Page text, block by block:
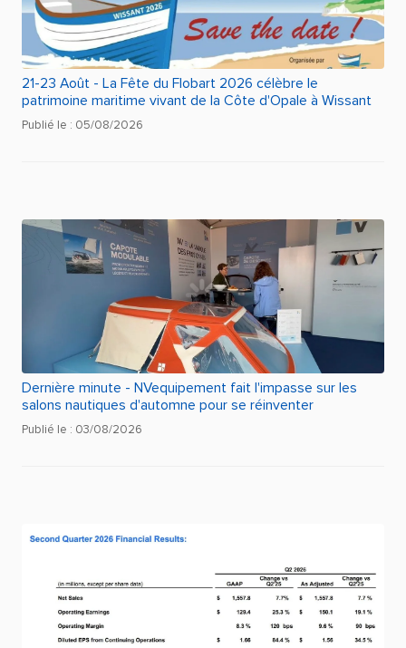
21-23 Août - La Fête du Flobart 2026 célèbre le
patrimoine maritime vivant de la Côte d'Opale à Wissant
Publié le : 05/08/2026
Dernière minute - NVequipement fait l'impasse sur les
salons nautiques d'automne pour se réinventer
Publié le : 03/08/2026